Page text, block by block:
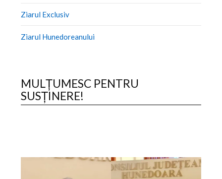
Ziarul Exclusiv
Ziarul Hunedoreanului
MULȚUMESC PENTRU
SUSȚINERE!